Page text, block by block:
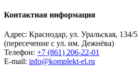
Контактная информация
Адрес: Краснодар, ул. Уральская, 134/5
(пересечение с ул. им. Дежнёва)
Телефон: +7 (861) 206-22-01
E-mail: info@komplekt-el.ru